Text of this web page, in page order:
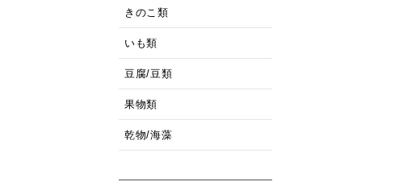
きのこ類
いも類
豆腐/豆類
果物類
乾物/海藻